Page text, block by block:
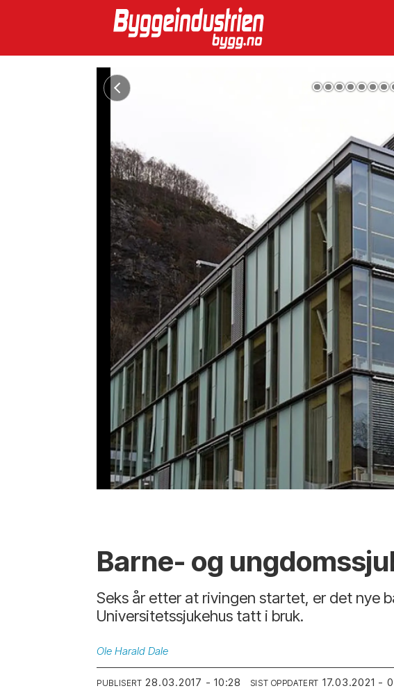
Barne- og
Seks år etter at rivingen startet, er det nye
Universitetssjukehus tatt i bruk.
Ole Harald Dale
PUBLISERT 28.03.2017 - 10:28 SIST OPPDATERT 17.03.2021 -